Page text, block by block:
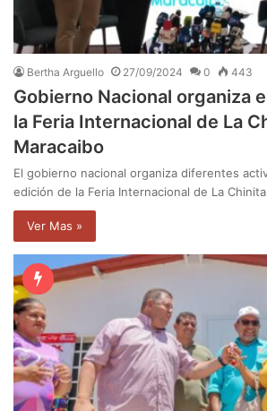
Bertha Arguello 27/09/2024 0 443
Gobierno Nacional organiza
la Feria Internacional de La
Maracaibo
El gobierno nacional organiza diferentes
edición de la Feria Internacional de La
Ver Mas »